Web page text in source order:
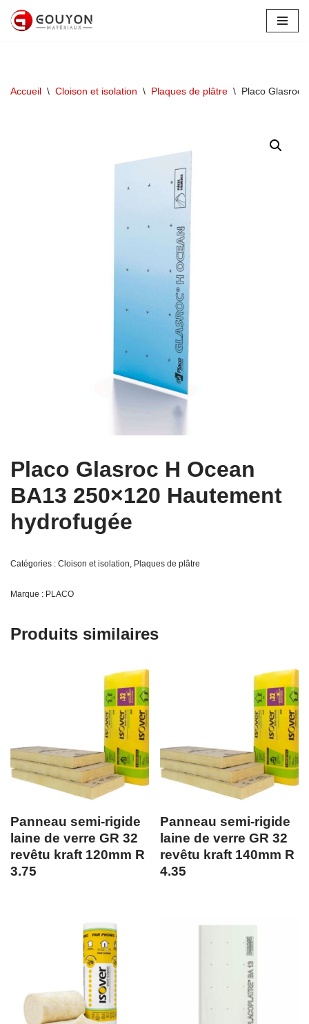
Accueil \ Cloison et isolation \ Plaques de plâtre \ Placo Glasroc
Placo Glasroc H Ocean
BA13 250×120 Hautement
hydrofugée
Catégories : Cloison et isolation Plaques de plâtre
Marque : PLACO
Produits similaires
Panneau semi-rigide
laine de verre GR 32
revêtu kraft 120mm R
3.75
Panneau semi-rigide
laine de verre GR 32
revêtu kraft 140mm R
4.35